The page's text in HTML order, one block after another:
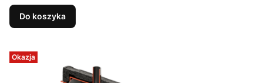
Do koszyka
Okazja